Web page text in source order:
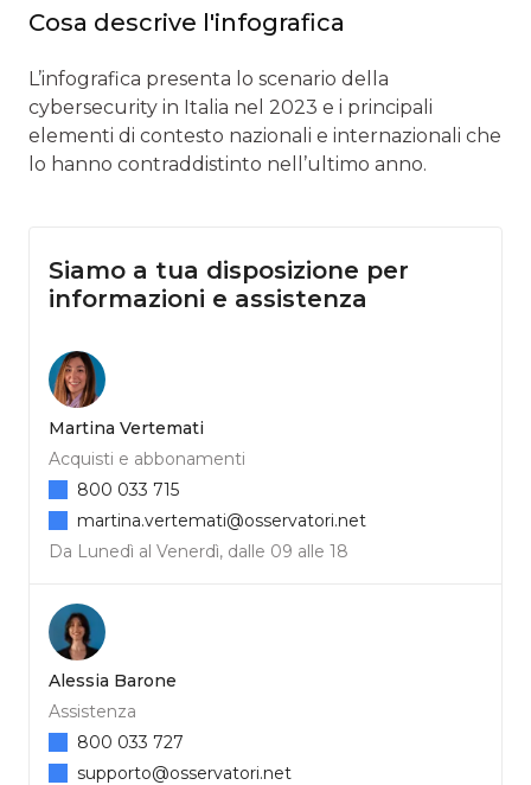
Cosa descrive l'infografica
L’infografica presenta lo scenario della
cybersecurity in Italia nel 2023 e i principali
elementi di contesto nazionali e internazionali che
lo hanno contraddistinto nell’ultimo anno.
Siamo a tua disposizione per
informazioni e assistenza
Martina Vertemati
Acquisti e abbonamenti
Da Lunedì al Venerdì, dalle 09 alle 18
800 033 715
martina.vertemati@osservatori.net
Alessia Barone
Assistenza
800 033 727
supporto@osservatori.net